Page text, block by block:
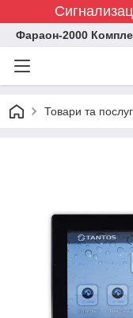
Фараон-2000
Товари та